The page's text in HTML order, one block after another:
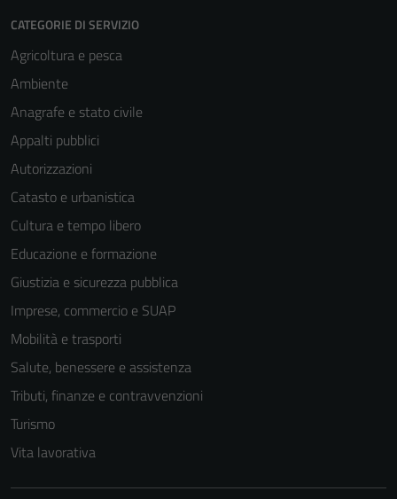
CATEGORIE DI SERVIZIO
Agricoltura e pesca
Ambiente
Anagrafe e stato civile
Appalti pubblici
Autorizzazioni
Catasto e urbanistica
Cultura e tempo libero
Educazione e formazione
Giustizia e sicurezza pubblica
Imprese, commercio e SUAP
Mobilità e trasporti
Salute, benessere e assistenza
Tributi, finanze e contravvenzioni
Turismo
Vita lavorativa